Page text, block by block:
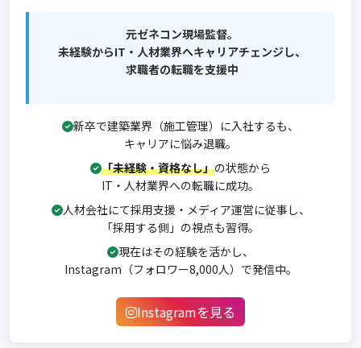
元ゼネコン現場監督。
未経験からIT・人材業界へキャリアチェンジし、
求職者の転職を支援中
新卒で建築業界（施工管理）に入社するも、
キャリアに悩み退職。
「未経験・資格なし」の状態から
IT・人材業界への転職に成功。
人材会社にて採用支援・メディア運営に従事し、
「採用する側」の視点も習得。
現在はその経験を活かし、
Instagram（フォロワー8,000人）で発信中。
Instagramを見る